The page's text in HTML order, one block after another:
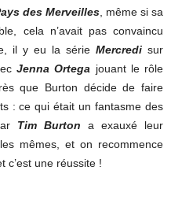
des Merveilles , même si sa
cela n’avait pas convaincu
il y eu la série Mercredi sur
Jenna Ortega jouant le rôle
que Burton décide de faire
: ce qui était un fantasme des
Tim Burton a exauxé leur
mêmes, et on recommence
c’est une réussite !